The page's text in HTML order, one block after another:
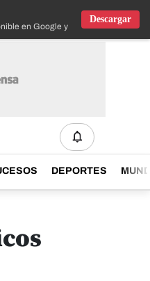
en Google y IOS
Descargar
DEPORTES